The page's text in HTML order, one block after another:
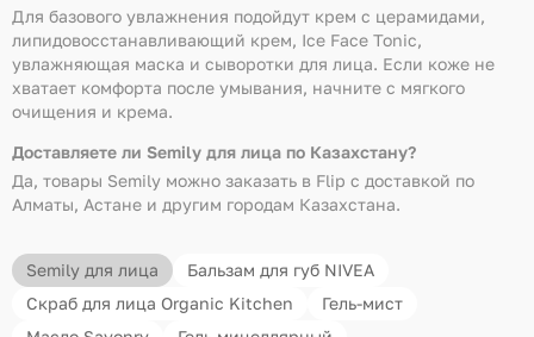
Для базового увлажнения подойдут крем с церамидами,
липидовосстанавливающий крем, Ice Face Tonic,
увлажняющая маска и сыворотки для лица. Если коже не
хватает комфорта после умывания, начните с мягкого
очищения и крема.
Доставляете ли Semily для лица по Казахстану?
Да, товары Semily можно заказать в Flip с доставкой по
Алматы, Астане и другим городам Казахстана.
Semily для лица
Бальзам для губ NIVEA
Скраб для лица Organic Kitchen
Гель-мист